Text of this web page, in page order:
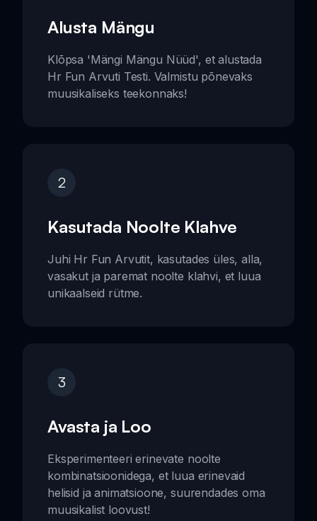
Alusta Mängu
Klõpsa 'Mängi Mängu Nüüd', et alustada
Hr Fun Arvuti Testi. Valmistu põnevaks
muusikaliseks teekonnaks!
2
Kasutada Noolte Klahve
Juhi Hr Fun Arvutit, kasutades üles, alla,
vasakut ja paremat noolte klahvi, et luua
unikaalseid rütme.
3
Avasta ja Loo
Eksperimenteeri erinevate noolte
kombinatsioonidega, et luua erinevaid
helisid ja animatsioone, suurendades oma
muusikalist loovust!